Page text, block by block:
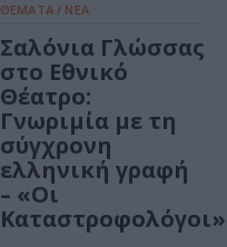
ΘΕΜΑΤΑ / ΝΕΑ
Σαλόνια Γλώσσας
στο Εθνικό
Θέατρο:
Γνωριμία με τη
σύγχρονη
ελληνική γραφή
– «Οι
Καταστροφολόγοι»